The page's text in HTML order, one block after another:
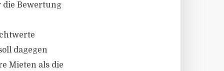
die Bewertung
dagegen
Mieten als die